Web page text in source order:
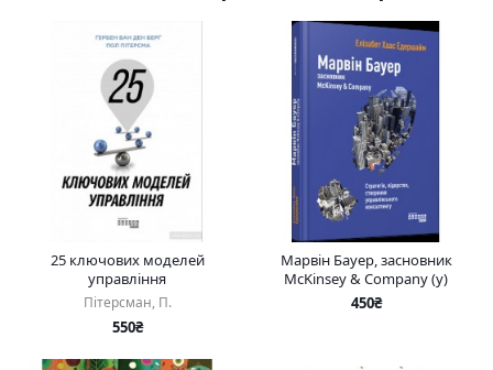
25 ключових моделей
управління
Пітерсман, П.
550₴
Марвін Бауер, засновник
McKinsey & Company (у)
450₴